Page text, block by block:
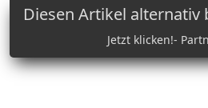
Diesen Artikel alternativ
Jetzt klicken!-